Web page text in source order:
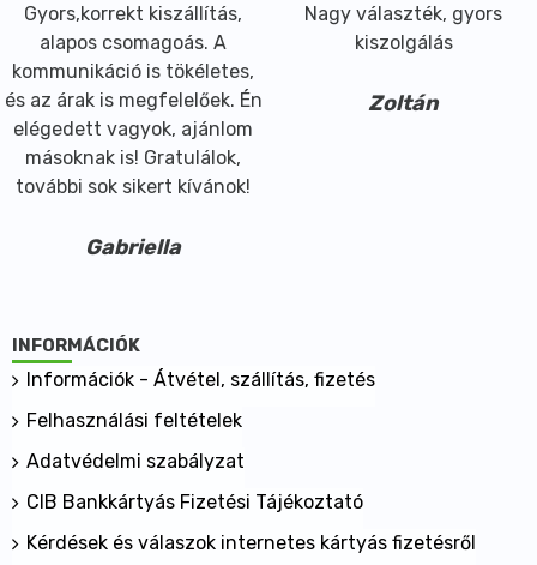
Gyors,korrekt kiszállítás,
alapos csomagoás. A
kommunikáció is tökéletes,
és az árak is megfelelőek. Én
elégedett vagyok, ajánlom
másoknak is! Gratulálok,
további sok sikert kívánok!
Gabriella
Nagy választék, gyors
kiszolgálás
Zoltán
INFORMÁCIÓK
Információk - Átvétel, szállítás, fizetés
Felhasználási feltételek
Adatvédelmi szabályzat
CIB Bankkártyás Fizetési Tájékoztató
Kérdések és válaszok internetes kártyás fizetésről